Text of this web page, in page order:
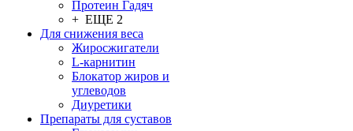
Протеин Гадяч
+ ЕЩЕ 2
Для снижения веса
Жиросжигатели
L-карнитин
Блокатор жиров и
углеводов
Диуретики
Препараты для суставов